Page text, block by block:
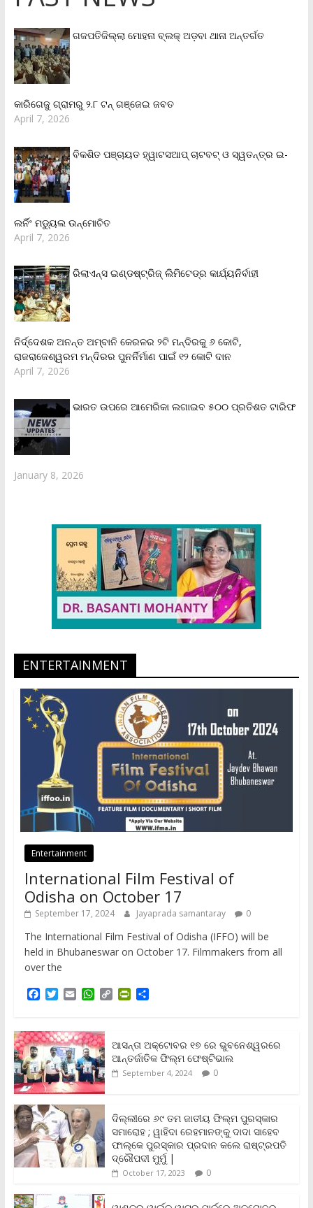
ଗଜପତିଜିଲ୍ଲା ମୋହନା ବ୍ଲକ୍‌ ଅଡ଼ବା ଥାନା ଅନ୍ତର୍ଗତ
କାରିଗେଜୁ ଗ୍ରାମରୁ ୨.୮ ଟନ୍ ଗଞ୍ଜେଇ ଜବତ
April 7, 2026
ବିକଶିତ ପଞ୍ଚାୟତ ହ୍ୱାଟସଆପ୍ ଚାଟବଟ୍ ଓ ସ୍ୱତନ୍ତ୍ର ଇ-
ଲର୍ନିଂ ମଡ୍ୟୁଲ ଉନ୍ମୋଚିତ
April 7, 2026
ରିଲାଏନ୍‌ସ ଇଣ୍ଡଷ୍ଟ୍ରିଜ୍ ଲିମିଟେଡ୍‌ର କାର୍ଯ୍ୟନିର୍ବାହୀ
ନିର୍ଦ୍ଦେଶକ ଅନନ୍ତ ଅମ୍ବାନି କେରଳର ୨ଟି ମନ୍ଦିରକୁ ୬ କୋଟି,
ରାଜରାଜେଶ୍ୱରମ ମନ୍ଦିରର ପୁନର୍ନିର୍ମାଣ ପାଇଁ ୧୨ କୋଟି ଦାନ
April 7, 2026
ଭାରତ ଉପରେ ଆମେରିକା ଲଗାଇବ ୫୦୦ ପ୍ରତିଶତ ଟାରିଫ
January 8, 2026
ENTERTAINMENT
Entertainment
International Film Festival of
Odisha on October 17
September 17, 2024 Jayaprada samantaray 0
The International Film Festival of Odisha (IFFO) will be
held in Bhubaneswar on October 17. Filmmakers from all
over the
F
e
b
o
o
k
T
t
t
e
r
E
i
l
W
t
s
A
p
p
C
L
i
n
k
P
t
F
r
i
d
l
y
S
e
ଆସନ୍ତା ଅକ୍ଟୋବର ୧୭ ରେ ଭୁବନେଶ୍ୱରରେ
ଆନ୍ତର୍ଜାତିକ ଫିଲ୍ମ ଫେଷ୍ଟିଭାଲ
September 4, 2024 0
ଦିଲ୍ଲୀରେ ୬୯ ତମ ଜାତୀୟ ଫିଲ୍ମ ପୁରସ୍କାର
ସମାରୋହ ; ୱାହିଦା ରେହମାନଙ୍କୁ ଦାଦା ସାହେବ
ଫାଲ୍‌କେ ପୁରସ୍କାର ପ୍ରଦାନ କଲେ ରାଷ୍ଟ୍ରପତି
ଦ୍ରୌପଦୀ ମୁର୍ମୁ |
October 17, 2023 0